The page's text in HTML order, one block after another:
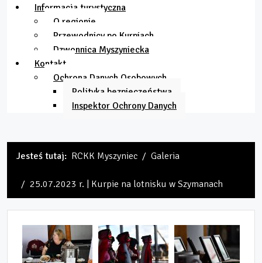
Informacja turystyczna
O regionie
Przewodnicy po Kurpiach
Dzwonnica Myszyniecka
Kontakt
Ochrona Danych Osobowych
Polityka bezpieczeństwa
Inspektor Ochrony Danych
Jesteś tutaj: RCKK Myszyniec Galeria
25.07.2023 r. | Kurpie na lotnisku w Szymanach